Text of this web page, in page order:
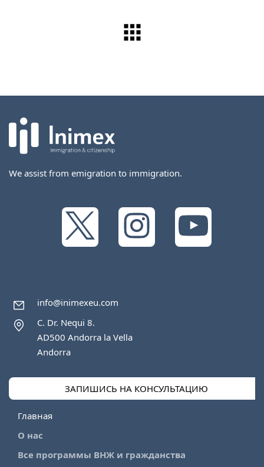
We assist from emigration to immigration.
info@inimexeu.com
C. Dr. Nequi 8.
AD500 Andorra la Vella
Andorra
ЗАПИШИСЬ НА КОНСУЛЬТАЦИЮ
Главная
О нас
Все программы ВНЖ и гражданства